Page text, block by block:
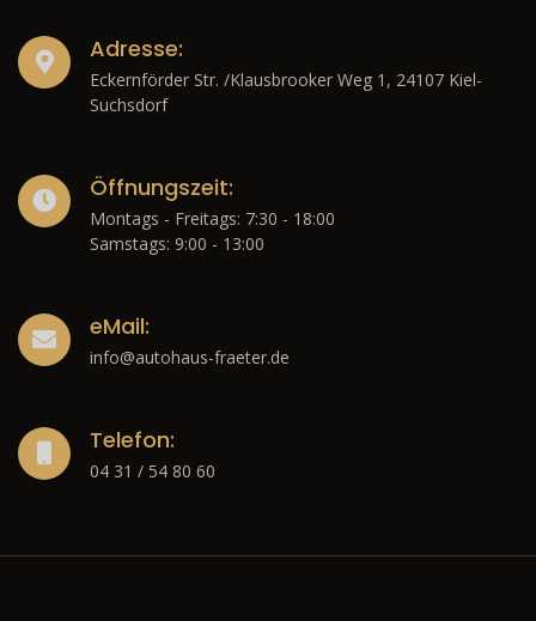
Adresse:
Eckernförder Str. /Klausbrooker Weg 1, 24107 Kiel-
Suchsdorf
Öffnungszeit:
Montags - Freitags: 7:30 - 18:00
Samstags: 9:00 - 13:00
eMail:
info@autohaus-fraeter.de
Telefon:
04 31 / 54 80 60